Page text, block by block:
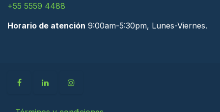
+55 5559 4488
Horario de atención 9:00am-5:30pm, Lunes-Viernes.